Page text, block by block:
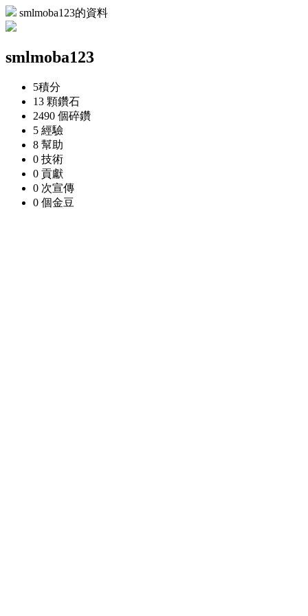
smlmoba123的資料
smlmoba123
5積分
13 顆鑽石
2490 個碎鑽
5 經驗
8 幫助
0 技術
0 貢獻
0 次宣傳
0 個金豆